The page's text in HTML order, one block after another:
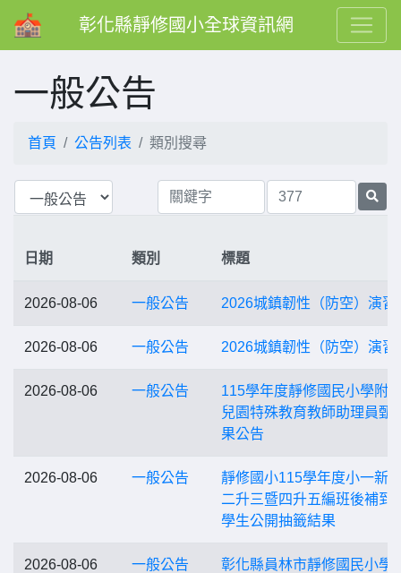
彰化縣靜修國小全球資訊網
一般公告
首頁 公告列表 類別搜尋
日期 類別 標題
2026-08-06 一般公告 2026城鎮韌性（防空）演習
2026-08-06 一般公告 2026城鎮韌性（防空）演習
2026-08-06 一般公告
115學年度靜修國民小學附
兒園特殊教育教師助理員甄
果公告
2026-08-06 一般公告
靜修國小115學年度小一新
二升三暨四升五編班後補到
學生公開抽籤結果
2026-08-06 一般公告
彰化縣員林市靜修國民小學